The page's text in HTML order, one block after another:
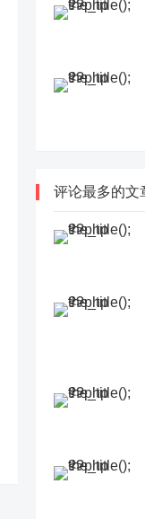
评论最多的文